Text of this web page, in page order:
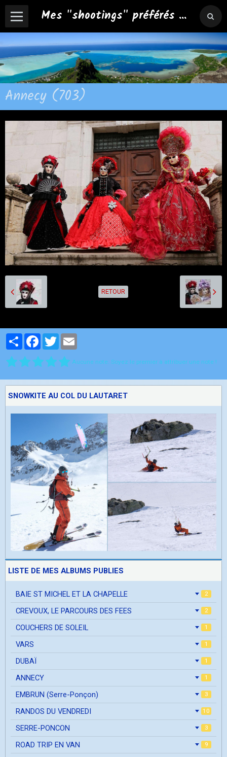
Mes "shootings" préférés ...
Annecy (703)
RETOUR
PartagerFacebook
Twitter
Aucune note. Soyez le premier à attribuer une note !
SNOWKITE AU COL DU LAUTARET
LISTE DE MES ALBUMS PUBLIES
BAIE ST MICHEL ET LA CHAPELLE 2
CREVOUX, LE PARCOURS DES FEES 2
COUCHERS DE SOLEIL 1
VARS 1
DUBAÏ 1
ANNECY 1
EMBRUN (Serre-Ponçon) 3
RANDOS DU VENDREDI 10
SERRE-PONCON 3
ROAD TRIP EN VAN 9